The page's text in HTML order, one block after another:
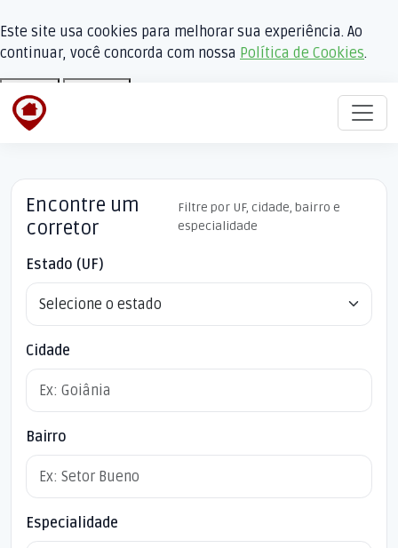
Este site usa cookies para melhorar sua experiência. Ao
continuar, você concorda com nossa Política de Cookies.
Aceitar
Encontre um
corretor
Filtre por UF, cidade, bairro e
especialidade
Estado (UF)
Cidade
Bairro
Especialidade